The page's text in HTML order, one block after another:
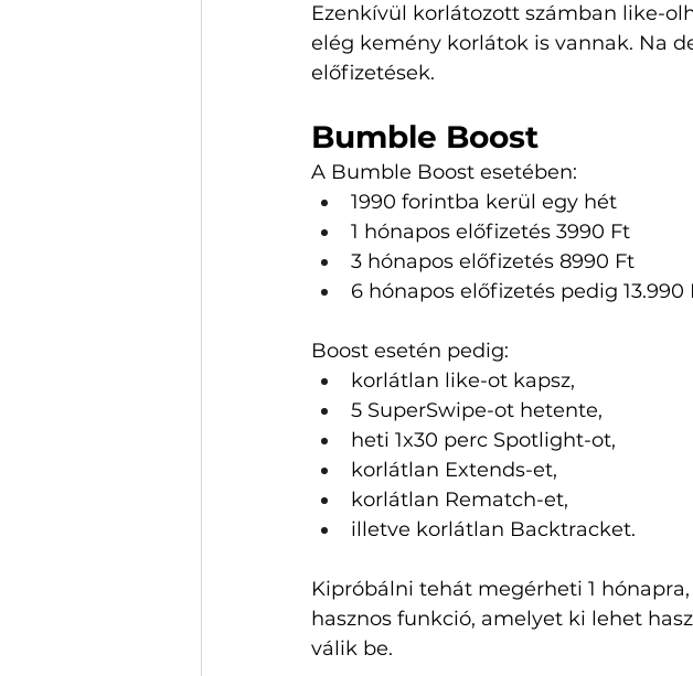
Ezenkívül korlátozott számban like-
elég kemény korlátok is vannak. Na
előfizetések.
Bumble Boost
A Bumble Boost esetében:
1990 forintba kerül egy hét
1 hónapos előfizetés 3990 Ft
3 hónapos előfizetés 8990 Ft
6 hónapos előfizetés pedig 13.990
Boost esetén pedig:
korlátlan like-ot kapsz,
5 SuperSwipe-ot hetente,
heti 1x30 perc Spotlight-ot,
korlátlan Extends-et,
korlátlan Rematch-et,
illetve korlátlan Backtracket.
Kipróbálni tehát megérheti 1
hasznos funkció, amelyet ki lehet
válik be.